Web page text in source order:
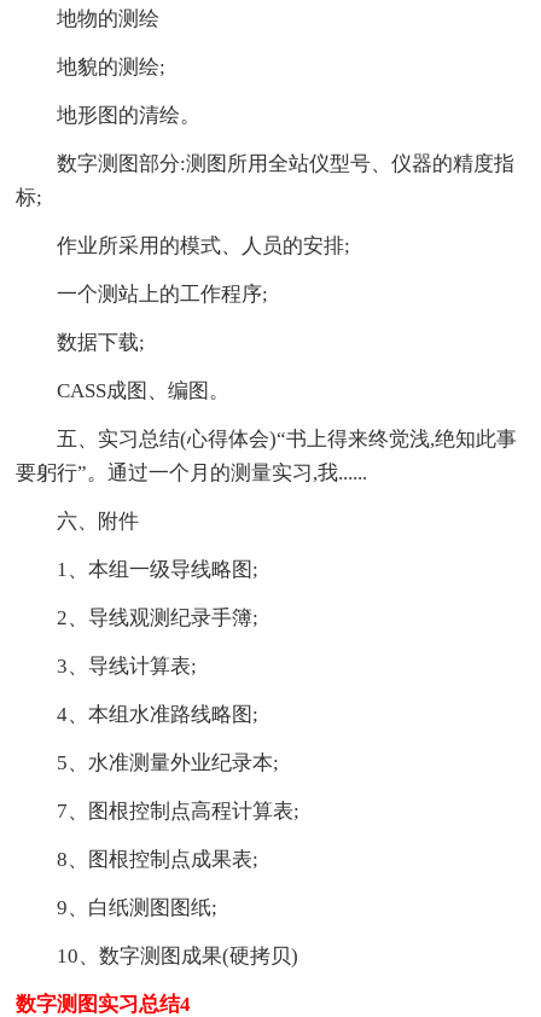
地物的测绘
地貌的测绘;
地形图的清绘。
数字测图部分:测图所用全站仪型号、仪器的精度指
标;
作业所采用的模式、人员的安排;
一个测站上的工作程序;
数据下载;
CASS成图、编图。
五、实习总结(心得体会)“书上得来终觉浅,绝知此事
要躬行”。通过一个月的测量实习,我......
六、附件
1、本组一级导线略图;
2、导线观测纪录手簿;
3、导线计算表;
4、本组水准路线略图;
5、水准测量外业纪录本;
7、图根控制点高程计算表;
8、图根控制点成果表;
9、白纸测图图纸;
10、数字测图成果(硬拷贝)
数字测图实习总结4